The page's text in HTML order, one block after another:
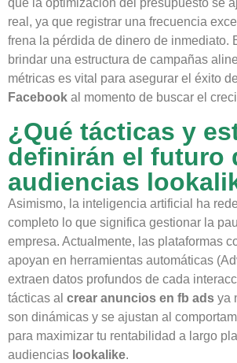
que la optimización del presupuesto se
real, ya que registrar una frecuencia
frena la pérdida de dinero de inmediato.
brindar una estructura de campañas
métricas es vital para asegurar el éxito
Facebook al momento de buscar el
¿Qué tácticas y
definirán el futuro
audiencias
Asimismo, la inteligencia artificial ha
completo lo que significa gestionar la
empresa. Actualmente, las plataformas
apoyan en herramientas automáticas
extraen datos profundos de cada
tácticas al crear anuncios en fb ads ya
son dinámicas y se ajustan al
para maximizar tu rentabilidad a largo
audiencias lookalike.